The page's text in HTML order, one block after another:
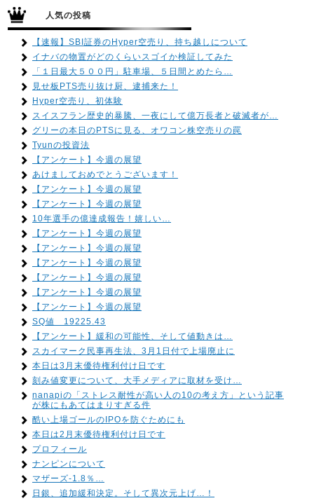
人気の投稿
【速報】SBI証券のHyper空売り、持ち越しについて
イナバの物置がどのくらいスゴイか検証してみた
「１日最大５００円」駐車場、５日間とめたら…
見せ板PTS売り抜け厨、逮捕来た！
Hyper空売り、初体験
スイスフラン歴史的暴騰、一夜にして億万長者と破滅者が…
グリーの本日のPTSに見る、オワコン株空売りの罠
Tyunの投資法
【アンケート】今週の展望
あけましておめでとうございます！
【アンケート】今週の展望
【アンケート】今週の展望
10年選手の億達成報告！嬉しい…
【アンケート】今週の展望
【アンケート】今週の展望
【アンケート】今週の展望
【アンケート】今週の展望
【アンケート】今週の展望
【アンケート】今週の展望
SQ値 19225.43
【アンケート】緩和の可能性、そして値動きは…
スカイマーク民事再生法、3月1日付で上場廃止に
本日は3月末優待権利付け日です
刻み値変更について、大手メディアに取材を受け…
nanapiの「ストレス耐性が高い人の10の考え方」という記事
が株にもあてはまりすぎる件
酷い上場ゴールのIPOを防ぐためにも
本日は2月末優待権利付け日です
プロフィール
ナンピンについて
マザーズ-1.8％…
日銀、追加緩和決定。そして異次元上げ…！